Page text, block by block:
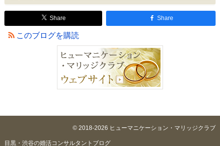
Share Share
このブログを購読
© 2018-2026 ヒューマニケーション・マリッジクラブ
目黒・渋谷の婚活コンサルタントブログ